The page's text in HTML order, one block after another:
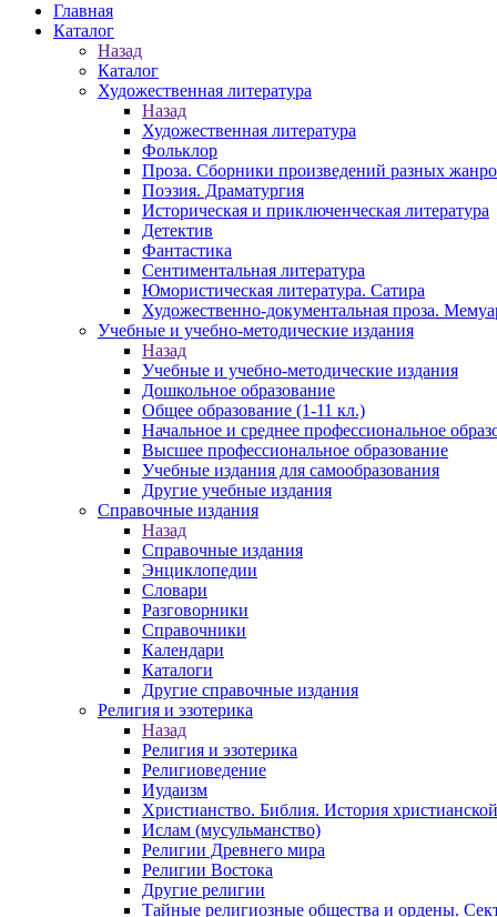
Главная
Каталог
Назад
Каталог
Художественная литература
Назад
Художественная литература
Фольклор
Проза. Сборники произведений разных
Поэзия. Драматургия
Историческая и приключенческая литература
Детектив
Фантастика
Сентиментальная литература
Юмористическая литература. Сатира
Художественно-документальная проза.
Учебные и учебно-методические издания
Назад
Учебные и учебно-методические издания
Дошкольное образование
Общее образование (1-11 кл.)
Начальное и среднее профессиональное
Высшее профессиональное образование
Учебные издания для самообразования
Другие учебные издания
Справочные издания
Назад
Справочные издания
Энциклопедии
Словари
Разговорники
Справочники
Календари
Каталоги
Другие справочные издания
Религия и эзотерика
Назад
Религия и эзотерика
Религиоведение
Иудаизм
Христианство. Библия. История
Ислам (мусульманство)
Религии Древнего мира
Религии Востока
Другие религии
Тайные религиозные общества и ордены.